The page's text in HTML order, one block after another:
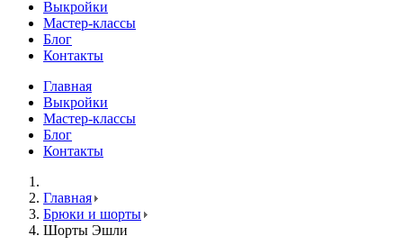
Выкройки
Мастер-классы
Блог
Контакты
Главная
Выкройки
Мастер-классы
Блог
Контакты
Главная
Брюки и шорты
Шорты Эшли